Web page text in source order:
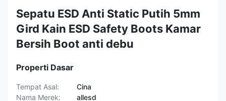
Sepatu ESD Anti Static Putih 5mm
Gird Kain ESD Safety Boots Kamar
Bersih Boot anti debu
Properti Dasar
Tempat Asal:
Cina
Nama Merek:
allesd